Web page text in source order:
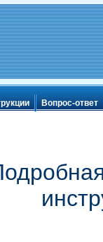
Вопрос-ответ